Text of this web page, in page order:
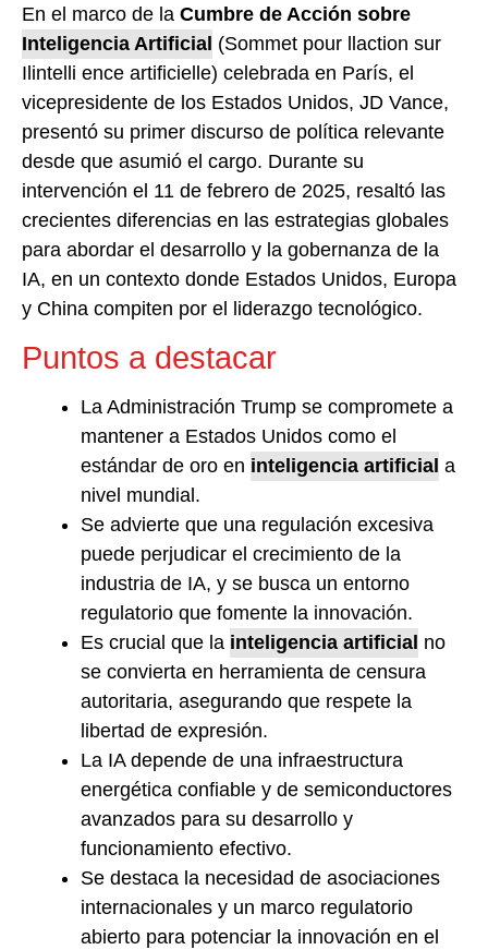
En el marco de la Cumbre de Acción sobre
Inteligencia Artificial (Sommet pour llaction sur
Ilintelli ence artificielle) celebrada en París, el
vicepresidente de los Estados Unidos, JD Vance,
presentó su primer discurso de política relevante
desde que asumió el cargo. Durante su
intervención el 11 de febrero de 2025, resaltó las
crecientes diferencias en las estrategias globales
para abordar el desarrollo y la gobernanza de la
IA, en un contexto donde Estados Unidos, Europa
y China compiten por el liderazgo tecnológico.
Puntos a destacar
La Administración Trump se compromete a
mantener a Estados Unidos como el
estándar de oro en inteligencia artificial a
nivel mundial.
Se advierte que una regulación excesiva
puede perjudicar el crecimiento de la
industria de IA, y se busca un entorno
regulatorio que fomente la innovación.
Es crucial que la inteligencia artificial no
se convierta en herramienta de censura
autoritaria, asegurando que respete la
libertad de expresión.
La IA depende de una infraestructura
energética confiable y de semiconductores
avanzados para su desarrollo y
funcionamiento efectivo.
Se destaca la necesidad de asociaciones
internacionales y un marco regulatorio
abierto para potenciar la innovación en el